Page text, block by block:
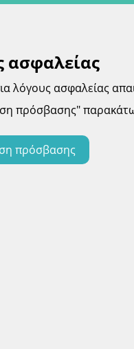
ασφαλείας
ασφαλείας
πρόσβασης"
πρόσβασης